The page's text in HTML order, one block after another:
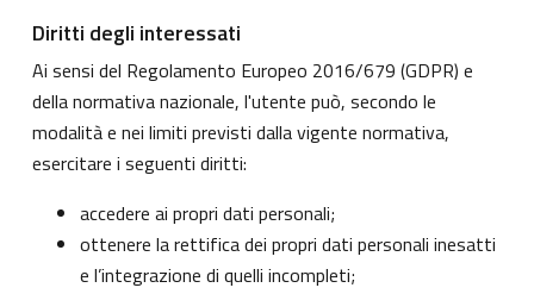
Diritti degli interessati
Ai sensi del Regolamento Europeo 2016/679 (GDPR) e
della normativa nazionale, l'utente può, secondo le
modalità e nei limiti previsti dalla vigente normativa,
esercitare i seguenti diritti:
accedere ai propri dati personali;
ottenere la rettifica dei propri dati personali inesatti
e l’integrazione di quelli incompleti;